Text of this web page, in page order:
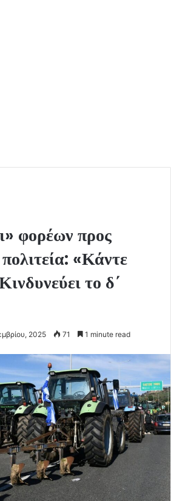
φορέων προς
«Κάντε
το δ΄
2025 71 1 minute read